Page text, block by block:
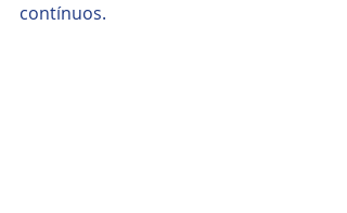
contínuos.